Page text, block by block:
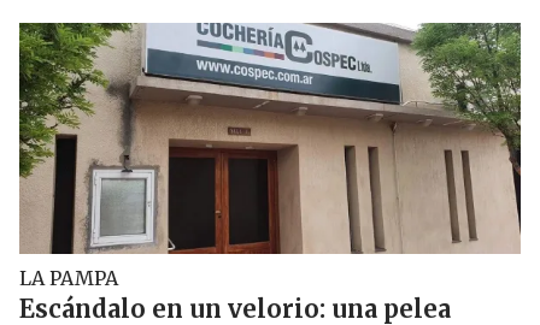
LA PAMPA
Escándalo en un velorio: una pelea